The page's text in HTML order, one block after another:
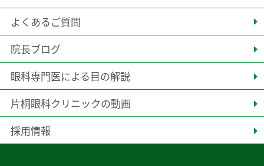
よくあるご質問
院長ブログ
眼科専門医による目の解説
片桐眼科クリニックの動画
採用情報